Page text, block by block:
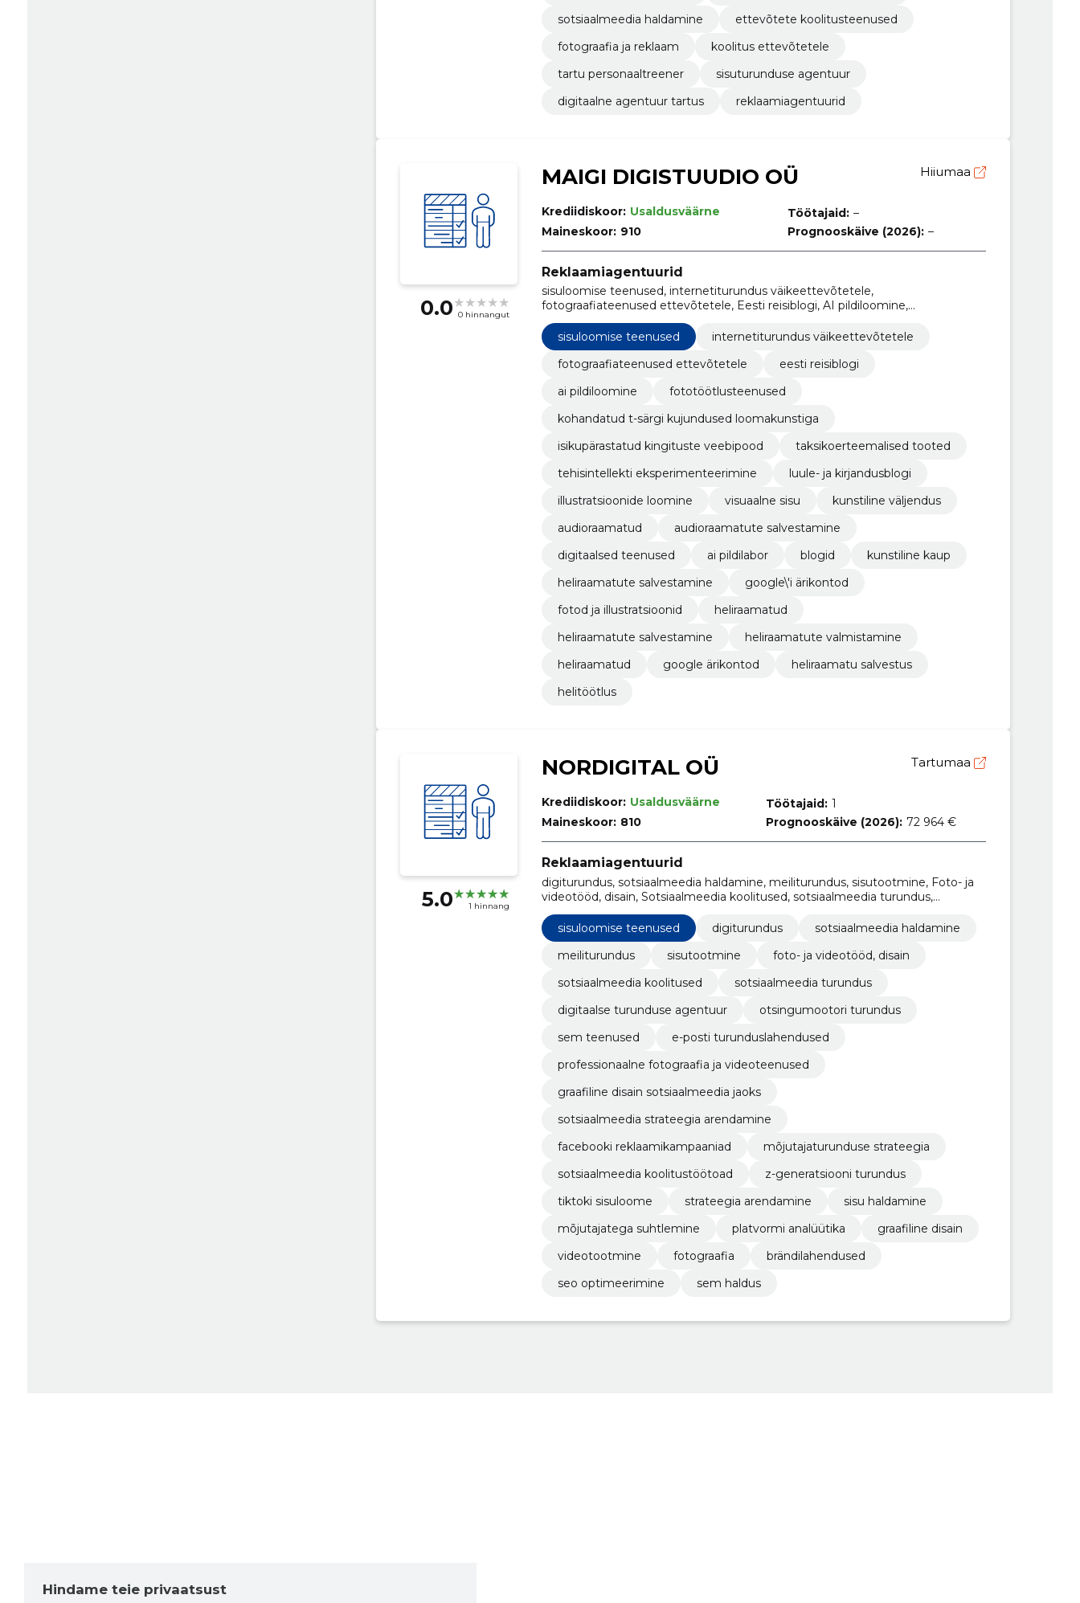
sotsiaalmeedia haldamine
ettevõtete koolitusteenused
fotograafia ja reklaam
koolitus ettevõtetele
tartu personaaltreener
sisuturunduse agentuur
digitaalne agentuur tartus
reklaamiagentuurid
0.0 0 hinnangut
MAIGI DIGISTUUDIO OÜ Hiiumaa
Krediidiskoor: Usaldusväärne
Maineskoor: 910
Töötajaid: –
Prognooskäive (2026): –
Reklaamiagentuurid
sisuloomise teenused, internetiturundus väikeettevõtetele,
fotograafiateenused ettevõtetele, Eesti reisiblogi, AI pildiloomine,
fototöötlusteenused, kohandatud T-särgi kujundused loomakunstiga,
isikupärastatud kingituste veebipood, taksikoerteemalised tooted,
tehisintellekti eksperimenteerimine
sisuloomise teenused
internetiturundus väikeettevõtetele
fotograafiateenused ettevõtetele
eesti reisiblogi
ai pildiloomine
fototöötlusteenused
kohandatud t-särgi kujundused loomakunstiga
isikupärastatud kingituste veebipood
taksikoerteemalised tooted
tehisintellekti eksperimenteerimine
luule- ja kirjandusblogi
illustratsioonide loomine
visuaalne sisu
kunstiline väljendus
audioraamatud
audioraamatute salvestamine
digitaalsed teenused
ai pildilabor blogid
kunstiline kaup
heliraamatute salvestamine
google\'i ärikontod
fotod ja illustratsioonid
heliraamatud
heliraamatute salvestamine
heliraamatute valmistamine
heliraamatud
google ärikontod
heliraamatu salvestus
helitöötlus
5.0 1 hinnang
NORDIGITAL OÜ Tartumaa
Krediidiskoor: Usaldusväärne
Maineskoor: 810
Töötajaid: 1
Prognooskäive (2026): 72 964 €
Reklaamiagentuurid
digiturundus, sotsiaalmeedia haldamine, meiliturundus, sisutootmine, Foto- ja
videotööd, disain, Sotsiaalmeedia koolitused, sotsiaalmeedia turundus,
digitaalse turunduse agentuur, otsingumootori turundus, sisuloomise teenused
sisuloomise teenused
digiturundus
sotsiaalmeedia haldamine
meiliturundus
sisutootmine
foto- ja videotööd, disain
sotsiaalmeedia koolitused
sotsiaalmeedia turundus
digitaalse turunduse agentuur
otsingumootori turundus
sem teenused
e-posti turunduslahendused
professionaalne fotograafia ja videoteenused
graafiline disain sotsiaalmeedia jaoks
sotsiaalmeedia strateegia arendamine
facebooki reklaamikampaaniad
mõjutajaturunduse strateegia
sotsiaalmeedia koolitustöötoad
z-generatsiooni turundus
tiktoki sisuloome
strateegia arendamine
sisu haldamine
mõjutajatega suhtlemine
platvormi analüütika
graafiline disain
videotootmine
fotograafia
brändilahendused
seo optimeerimine
sem haldus
Hindame teie privaatsust